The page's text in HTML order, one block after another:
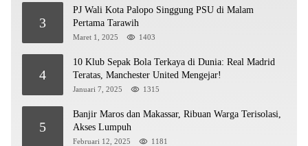
3
PJ Wali Kota Palopo Singgung PSU di Malam
Pertama Tarawih
Maret 1, 2025 1403
4
10 Klub Sepak Bola Terkaya di Dunia: Real Madrid
Teratas, Manchester United Mengejar!
Januari 7, 2025 1315
5
Banjir Maros dan Makassar, Ribuan Warga Terisolasi,
Akses Lumpuh
Februari 12, 2025 1181